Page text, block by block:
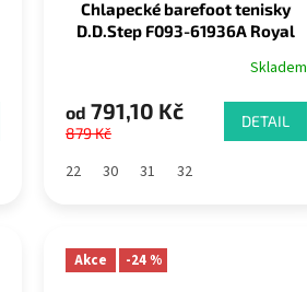
Chlapecké barefoot tenisky
D.D.Step F093-61936A Royal
Skladem
od 791,10 Kč
879 Kč
DETAIL
22 30 31 32
Akce -24 %